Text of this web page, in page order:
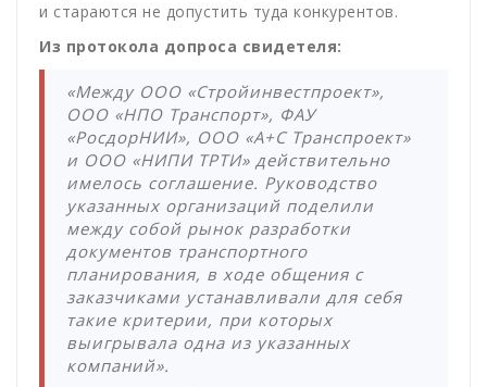
и стараются не допустить туда конкурентов.
Из протокола допроса свидетеля:
«Между ООО «Стройинвестпроект»,
ООО «НПО Транспорт», ФАУ
«РосдорНИИ», ООО «А+С Транспроект»
и ООО «НИПИ ТРТИ» действительно
имелось соглашение. Руководство
указанных организаций поделили
между собой рынок разработки
документов транспортного
планирования, в ходе общения с
заказчиками устанавливали для себя
такие критерии, при которых
выигрывала одна из указанных
компаний».